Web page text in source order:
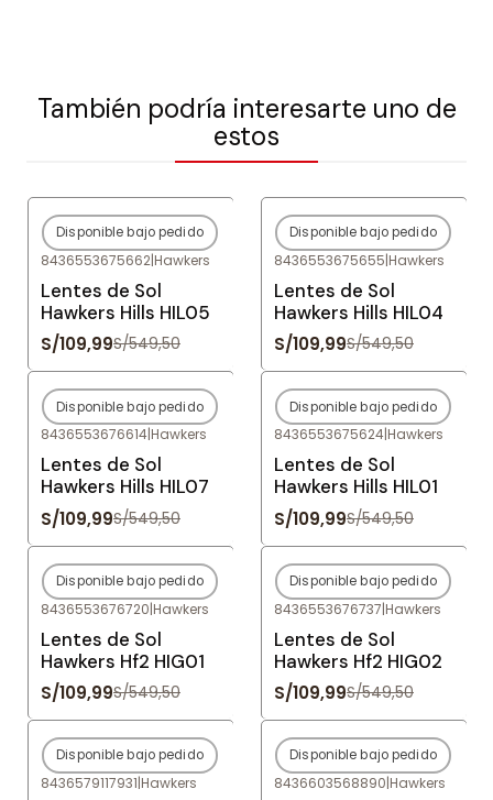
También podría interesarte uno de
estos
-80%OFF
Agotado
Disponible bajo pedido
8436553675662|Hawkers
Lentes de Sol
Hawkers Hills HIL05
S/109,99S/549,50
-80%OFF
Agotado
Disponible bajo pedido
8436553675655|Hawkers
Lentes de Sol
Hawkers Hills HIL04
S/109,99S/549,50
-80%OFF
Agotado
Disponible bajo pedido
8436553676614|Hawkers
Lentes de Sol
Hawkers Hills HIL07
S/109,99S/549,50
-80%OFF
Agotado
Disponible bajo pedido
8436553675624|Hawkers
Lentes de Sol
Hawkers Hills HIL01
S/109,99S/549,50
-80%OFF
Agotado
Disponible bajo pedido
8436553676720|Hawkers
Lentes de Sol
Hawkers Hf2 HIG01
S/109,99S/549,50
-80%OFF
Agotado
Disponible bajo pedido
8436553676737|Hawkers
Lentes de Sol
Hawkers Hf2 HIG02
S/109,99S/549,50
-77%OFF
Agotado
Disponible bajo pedido
8436579117931|Hawkers
-80%OFF
Agotado
Disponible bajo pedido
8436603568890|Hawkers